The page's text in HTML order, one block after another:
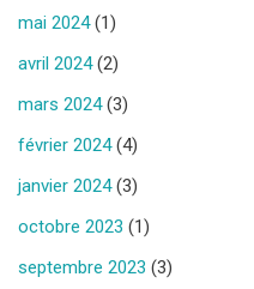
mai 2024(1)
avril 2024(2)
mars 2024(3)
février 2024(4)
janvier 2024(3)
octobre 2023 (1)
septembre 2023 (3)